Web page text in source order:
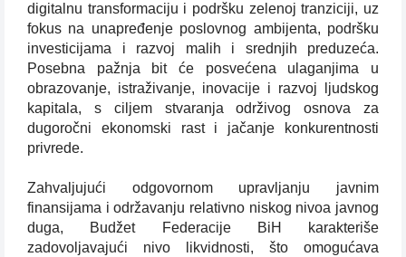
digitalnu transformaciju i podršku zelenoj tranziciji, uz
fokus na unapređenje poslovnog ambijenta, podršku
investicijama i razvoj malih i srednjih preduzeća.
Posebna pažnja bit će posvećena ulaganjima u
obrazovanje, istraživanje, inovacije i razvoj ljudskog
kapitala, s ciljem stvaranja održivog osnova za
dugoročni ekonomski rast i jačanje konkurentnosti
privrede.
Zahvaljujući odgovornom upravljanju javnim
finansijama i održavanju relativno niskog nivoa javnog
duga, Budžet Federacije BiH karakteriše
zadovoljavajući nivo likvidnosti, što omogućava